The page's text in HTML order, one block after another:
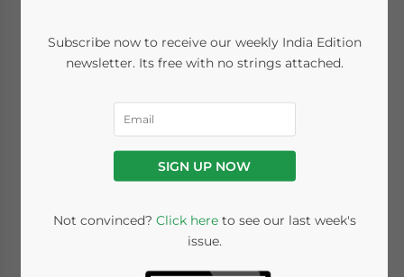
L’Inde et les Émirats
Arabes Unis
abandonneront le
commerce en dollars
pour revenir à leurs
propres devises
Subscribe now to receive our weekly India Edition
newsletter. Its free with no strings attached.
SIGN UP NOW
Not convinced? Click hereto see our last week's
issue.